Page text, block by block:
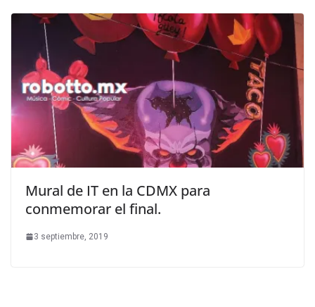
Mural de IT en la CDMX para
conmemorar el final.
3 septiembre, 2019